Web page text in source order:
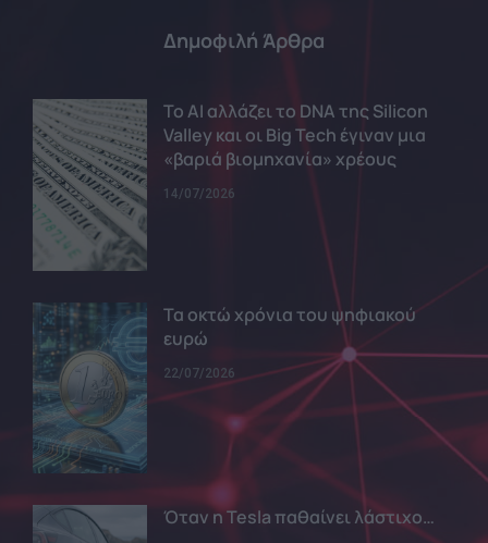
Δημοφιλή Άρθρα
Το AI αλλάζει το DNA της Silicon
Valley και οι Big Tech έγιναν μια
«βαριά βιομηχανία» χρέους
14/07/2026
Τα οκτώ χρόνια του ψηφιακού
ευρώ
22/07/2026
Όταν η Tesla παθαίνει λάστιχο…